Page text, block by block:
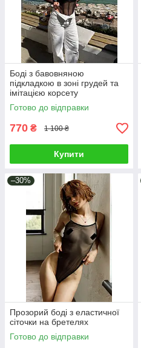
Боді з бавовняною
підкладкою в зоні грудей та
імітацією корсету
Готово до відправки
770 ₴ 1 100 ₴
Купити
–30%
Прозорий боді з еластичної
сіточки на бретелях
Готово до відправки